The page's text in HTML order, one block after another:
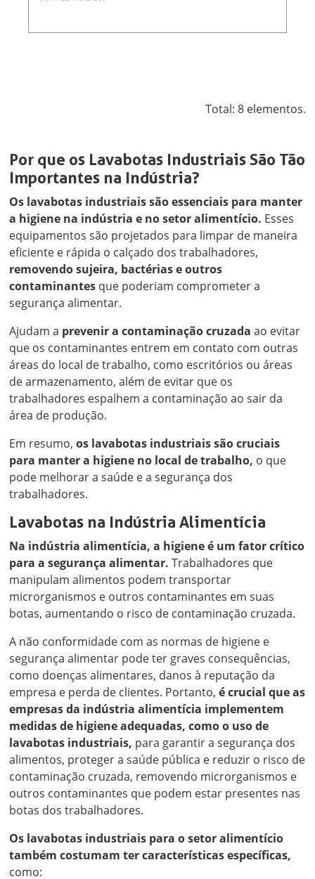
Total: 8 elementos.
Por que os Lavabotas Industriais São Tão
Importantes na Indústria?
Os lavabotas industriais são essenciais para manter
a higiene na indústria e no setor alimentício. Esses
equipamentos são projetados para limpar de maneira
eficiente e rápida o calçado dos trabalhadores,
removendo sujeira, bactérias e outros
contaminantes que poderiam comprometer a
segurança alimentar.
Ajudam a prevenir a contaminação cruzada ao evitar
que os contaminantes entrem em contato com outras
áreas do local de trabalho, como escritórios ou áreas
de armazenamento, além de evitar que os
trabalhadores espalhem a contaminação ao sair da
área de produção.
Em resumo,os lavabotas industriais são cruciais
para manter a higiene no local de trabalho, o que
pode melhorar a saúde e a segurança dos
trabalhadores.
Lavabotas na Indústria Alimentícia
Na indústria alimentícia, a higiene é um fator crítico
para a segurança alimentar. Trabalhadores que
manipulam alimentos podem transportar
microrganismos e outros contaminantes em suas
botas, aumentando o risco de contaminação cruzada.
A não conformidade com as normas de higiene e
segurança alimentar pode ter graves consequências,
como doenças alimentares, danos à reputação da
empresa e perda de clientes. Portanto,é crucial que as
empresas da indústria alimentícia implementem
medidas de higiene adequadas, como o uso de
lavabotas industriais, para garantir a segurança dos
alimentos, proteger a saúde pública e reduzir o risco de
contaminação cruzada, removendo microrganismos e
outros contaminantes que podem estar presentes nas
botas dos trabalhadores.
Os lavabotas industriais para o setor alimentício
também costumam ter características específicas,
como: